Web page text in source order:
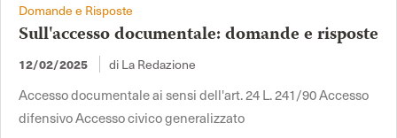
Domande e Risposte
Sull'accesso documentale: domande e risposte
12/02/2025 di La Redazione
Accesso documentale ai sensi dell'art. 24 L. 241/90 Accesso
difensivo Accesso civico generalizzato